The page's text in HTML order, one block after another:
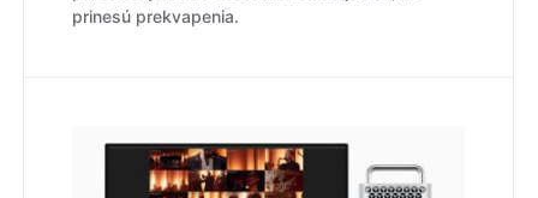
prinesú prekvapenia.